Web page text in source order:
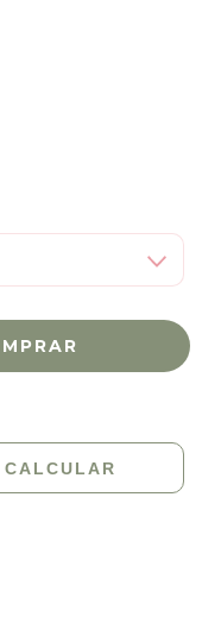
CALCULAR